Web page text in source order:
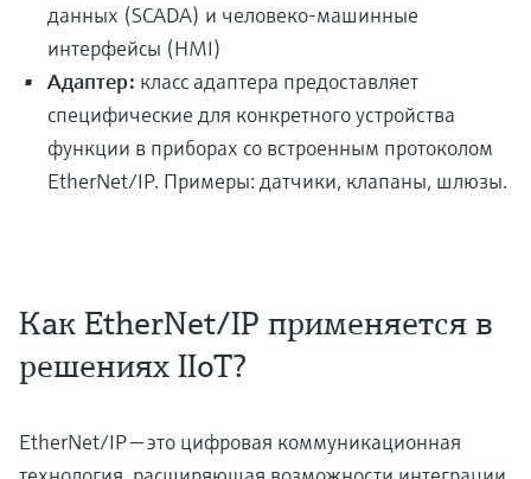
данных (SCADA) и человеко-машинные
интерфейсы (HMI)
Адаптер: класс адаптера предоставляет
специфические для конкретного устройства
функции в приборах со встроенным протоколом
EtherNet/IP. Примеры: датчики, клапаны, шлюзы.
Как EtherNet/IP применяется в
решениях IIoT?
EtherNet/IP — это цифровая коммуникационная